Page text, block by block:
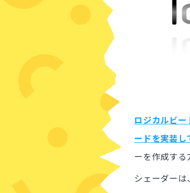
ロジカルビー
ードを実装し
ーを作成する
シェーダー